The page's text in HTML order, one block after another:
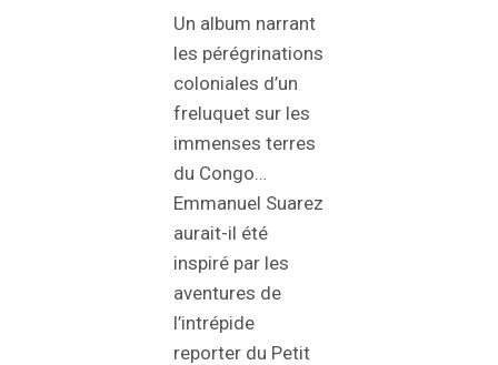
Un album narrant
les pérégrinations
coloniales d’un
freluquet sur les
immenses terres
du Congo…
Emmanuel Suarez
aurait-il été
inspiré par les
aventures de
l’intrépide
reporter du Petit